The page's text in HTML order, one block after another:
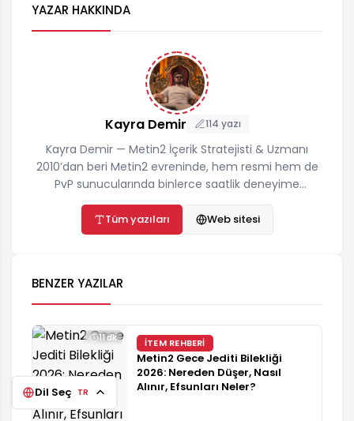
YAZAR HAKKINDA
Kayra Demir 114 yazı
Kayra Demir — Metin2 İçerik Stratejisti & Uzmanı
2010’dan beri Metin2 evreninde, hem resmi hem de
PvP sunucularında binlerce saatlik deneyime
sahibim. Oyun içi ekonomiden karakter
yapılandırmaya, teknik hata çözümlerinden ileri
seviye farm taktiklerine kadar her konuyu bizzat test
güncel rehberlerle oyuncuların en kısa yoldan
başarıya ulaşmasını hedefliyorum.
Tüm yazıları Web sitesi
BENZER YAZILAR
11 dk İTEM REHBERI
Metin2 Gece Jediti Bilekliği
2026: Nereden Düşer, Nasıl
Alınır, Efsunları Neler?
Dil Seç TR